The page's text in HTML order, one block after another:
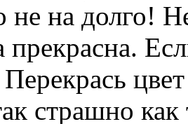
не на долго!
прекрасна.
страшно